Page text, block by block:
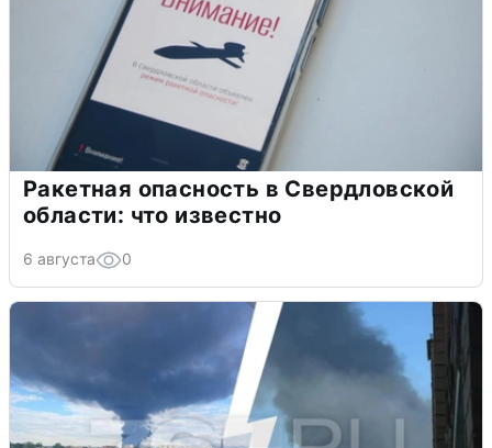
Ракетная опасность в Свердловской
области: что известно
6 августа 0